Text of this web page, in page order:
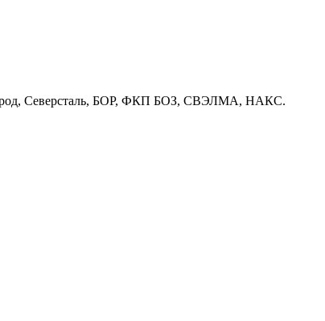
Северсталь, БОР, ФКП БОЗ, СВЭЛМА, НАКС.